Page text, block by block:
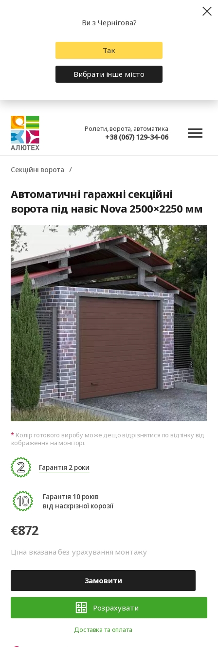
Ролети, ворота, автоматика
+38 (067) 129-34-06
Секційні ворота
Автоматичні гаражні секційні
ворота під навіс Nova 2500×2250 мм
Колір готового виробу може дещо відрізнятися по відтінку від
зображення на моніторі.
Гарантія 2 роки
Гарантія 10 років
від наскрізної корозії
€872
Ціна вказана без урахування монтажу
Замовити
Розрахувати
Доставка та оплата
Ви з Чернігова?
Так
Вибрати інше місто